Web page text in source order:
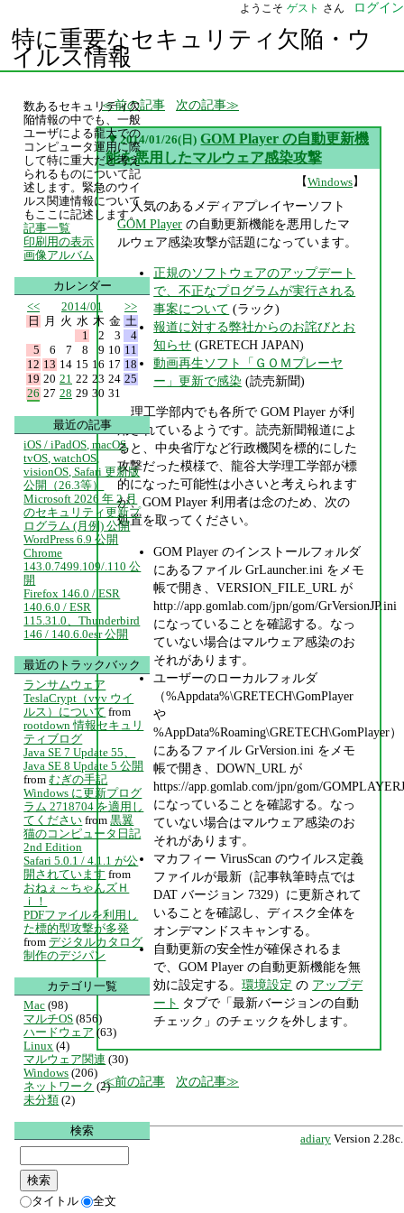
ようこそ ゲスト さん ログイン
特に重要なセキュリティ欠陥・ウ
イルス情報
前の記事 次の記事
▼ 2014/01/26(日) GOM Player の自動更新機
能を悪用したマルウェア感染攻撃
【Windows】
人気のあるメディアプレイヤーソフト
GOM Player の自動更新機能を悪用したマ
ルウェア感染攻撃が話題になっています。
正規のソフトウェアのアップデート
で、不正なプログラムが実行される
事案について (ラック)
報道に対する弊社からのお詫びとお
知らせ (GRETECH JAPAN)
動画再生ソフト「ＧＯＭプレーヤ
ー」更新で感染 (読売新聞)
理工学部内でも各所で GOM Player が利
用されているようです。読売新聞報道によ
ると、中央省庁など行政機関を標的にした
攻撃だった模様で、龍谷大学理工学部が標
的になった可能性は小さいと考えられます
が、GOM Player 利用者は念のため、次の
処置を取ってください。
GOM Player のインストールフォルダ
にあるファイル GrLauncher.ini をメモ
帳で開き、VERSION_FILE_URL が
http://app.gomlab.com/jpn/gom/GrVersionJP.ini
になっていることを確認する。なっ
ていない場合はマルウェア感染のお
それがあります。
ユーザーのローカルフォルダ
（%Appdata%\GRETECH\GomPlayer
や
%AppData%Roaming\GRETECH\GomPlayer）
にあるファイル GrVersion.ini をメモ
帳で開き、DOWN_URL が
https://app.gomlab.com/jpn/gom/
になっていることを確認する。なっ
ていない場合はマルウェア感染のお
それがあります。
マカフィー VirusScan のウイルス定義
ファイルが最新（記事執筆時点では
DAT バージョン 7329）に更新されて
いることを確認し、ディスク全体を
オンデマンドスキャンする。
自動更新の安全性が確保されるま
で、GOM Player の自動更新機能を無
効に設定する。環境設定 の アップデ
ート タブで「最新バージョンの自動
チェック」のチェックを外します。
前の記事 次の記事
adiary Version 2.28c.
数あるセキュリティ欠
陥情報の中でも、一般
ユーザによる龍大での
コンピュータ運用に際
して特に重大だと考え
られるものについて記
述します。緊急のウイ
ルス関連情報について
もここに記述します。
記事一覧
印刷用の表示
画像アルバム
カレンダー
<<
2014/01
>>
日
月 火 水 木 金 土
1
2 3
4
5
6 7 8 9 10 11
12 13 14 15 16 17 18
19 20 21 22 23 24 25
26 27 28 29 30 31
最近の記事
iOS / iPadOS, macOS,
tvOS, watchOS,
visionOS, Safari 更新版
公開（26.3等）
Microsoft 2026 年 2 月
のセキュリティ更新プ
ログラム (月例) 公開
WordPress 6.9 公開
Chrome
143.0.7499.109/.110 公
開
Firefox 146.0 / ESR
140.6.0 / ESR
115.31.0、Thunderbird
146 / 140.6.0esr 公開
最近のトラックバック
ランサムウェア
TeslaCrypt（vvv ウイ
ルス）について from
rootdown 情報セキュリ
ティブログ
Java SE 7 Update 55、
Java SE 8 Update 5 公開
from むぎの手記
Windows に更新プログ
ラム 2718704 を適用し
てください from 黒翼
猫のコンピュータ日記
2nd Edition
Safari 5.0.1 / 4.1.1 が公
開されています from
おねぇ～ちゃんズＨ
ｉ！
PDFファイルを利用し
た標的型攻撃が多発
from デジタルカタログ
制作のデジパン
カテゴリ一覧
Mac (98)
マルチOS (856)
ハードウェア (63)
Linux (4)
マルウェア関連 (30)
Windows (206)
ネットワーク (2)
未分類 (2)
検索
タイトル 全文